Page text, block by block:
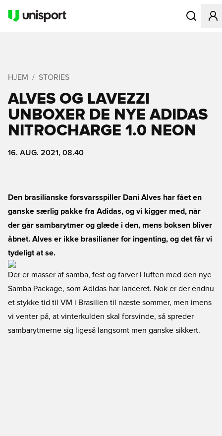
Åbner en
HJEM STORIES
ALVES OG LAVEZZI
UNBOXER DE NYE ADIDAS
NITROCHARGE 1.0 NEON
16. AUG. 2021, 08.40
Den brasilianske forsvarsspiller Dani Alves har fået en
ganske særlig pakke fra Adidas, og vi kigger med, når
der går sambarytmer og glæde i den, mens boksen bliver
åbnet. Alves er ikke brasilianer for ingenting, og det får vi
tydeligt at se.
Der er masser af samba, fest og farver i luften med den nye
Samba Package, som Adidas har lanceret. Nok er der endnu
et stykke tid til VM i Brasilien til næste sommer, men imens
vi venter på, at vinterkulden skal forsvinde, så spreder
sambarytmerne sig ligeså langsomt men ganske sikkert.